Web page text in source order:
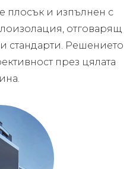
плосък и изпълнен с
отговарящ
стандарти. Решението
през цялата